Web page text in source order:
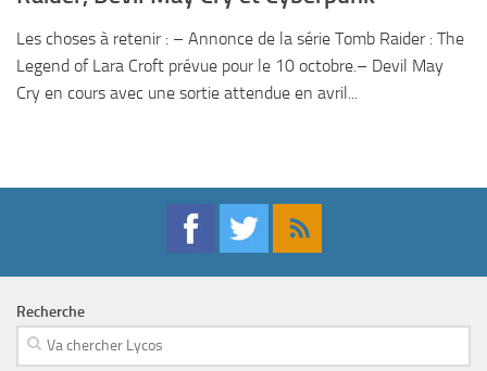
Les choses à retenir : – Annonce de la série Tomb Raider : The
Legend of Lara Croft prévue pour le 10 octobre.– Devil May
Cry en cours avec une sortie attendue en avril...
Recherche